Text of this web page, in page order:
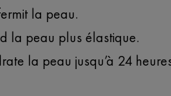
la peau.
la peau plus élastique.
la peau jusqu’à 24